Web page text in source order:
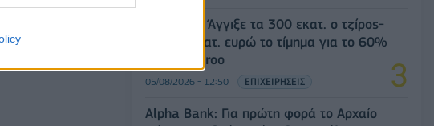
μεγάλες
Evergood: Άγγιξε τα 300 εκατ. ο τζίρος-
Στα 10 εκατ. ευρώ το τίμημα για το 60%
του Jackaroo
05/08/2026 - 12:50 ΕΠΙΧΕΙΡΗΣΕΙΣ
Alpha Bank: Για πρώτη φορά το Αρχαίο